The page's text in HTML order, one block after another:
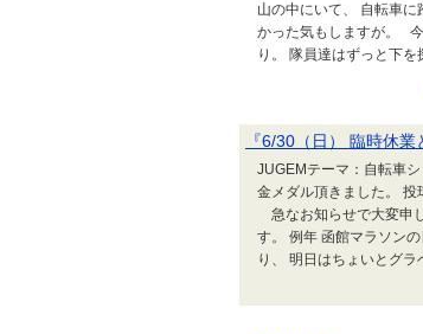
山の中にいて、 自転車
かった気もしますが。
り。 隊員達はずっと下
『6/30（日） 臨時休業
JUGEMテーマ：自転車
金メダル頂きました。 投
急なお知らせで大変申
す。 例年 函館マラソン
り、 明日はちょいとグ